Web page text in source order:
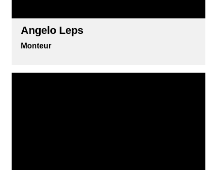
Angelo Leps
Monteur